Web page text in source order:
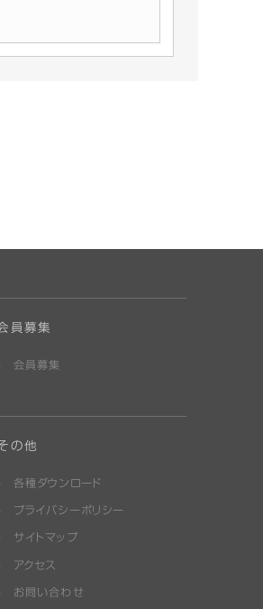
員募集
会員募集
の他
各種ダウンロード
プライバシーポリシー
サイトマップ
アクセス
お問い合わせ